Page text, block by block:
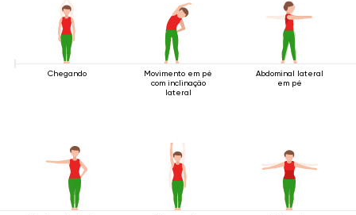
Chegando
Movimento em pé
com inclinação
lateral
Abdominal lateral
em pé